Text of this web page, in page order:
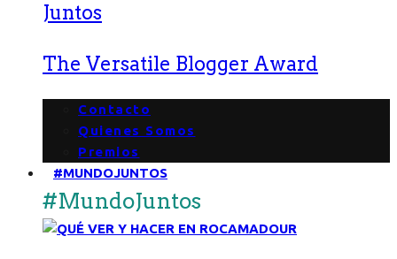
Juntos
The Versatile Blogger Award
Contacto
Quienes Somos
Premios
#MUNDOJUNTOS
#MundoJuntos